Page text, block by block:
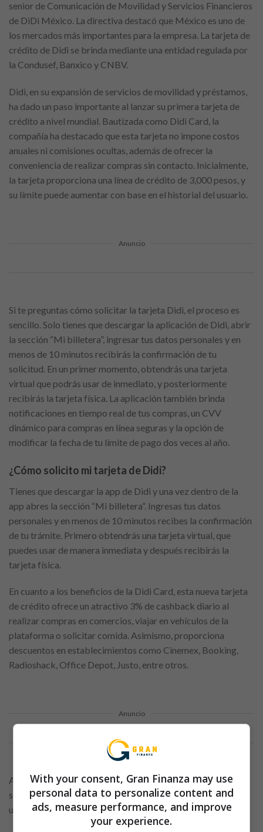
senior de Comunicación de Movilidad y Servicios Financieros
de DiDi México. La directiva destacó que México es uno de
los mercados más importantes para la empresa. La tarjeta de
crédito de Didi se brinda mediante una entidad regulada por
la Condusef, Banxico y CNBV.
Didi, en su expansión de servicios de movilidad y préstamos,
ha dado un paso importante al lanzar su primera tarjeta de
crédito a nivel mundial. Bautizada como Didi Card, la
compañía ha destacado que esta tarjeta no impone costos
anuales ni comisiones ocultas, además de ofrecer la
conveniencia de realizar compras sin contacto. Inicialmente,
la tarjeta proporciona una línea de crédito de 3,000 pesos, y
su límite puede aumentar con base en el historial del usuario.
Anuncio
Si te preguntas cómo solicitar la tarjeta Didi, el proceso es
sencillo. Solo tienes que descargar la aplicación de Didi, abrir
la sección “Mi billetera”, ingresar tus datos personales y en
menos de 10 minutos recibirás la confirmación de tu
solicitud. En un primer momento, obtendrás una tarjeta
virtual que podrás usar de inmediato, y posteriormente
recibirás la tarjeta física. La aplicación también brinda
notificaciones en tiempo real de tus compras, un CVV
dinámico para compras en línea seguras y la opción de
modificar la fecha de tu límite de pago dos veces al año.
¿Cómo solicito mi tarjeta de Didi?
Tienes que descargar la app de Didi y una vez dentro de la
app abres la sección “Mi billetera”. Ingresas tus datos
personales y en menos de 10 minutos recibes la confirmación
de tu trámite. Primero obtendrás una tarjeta virtual, que
puedes usar de manera inmediata y después recibirás la
tarjeta física.
En cuanto a los beneficios de la Didi Card, esta nueva tarjeta
de crédito ofrece un atractivo 3% de cashback diario al
realizar compras en comercios, viajar en vehículos de la
plataforma o solicitar comida. Asimismo, proporciona
descuentos en establecimientos como Cinemex, Booking,
Radioshack, Office Depot, Justo, entre otros.
Anuncio
Además, en los próximos meses, se prevé la opción de meses
sin intereses en las compras, lo que hace que la Didi Card sea
una opción muy atractiva para los usuarios en México.
With your consent, Gran Finanza may use
personal data to personalize content and
ads, measure performance, and improve
your experience.